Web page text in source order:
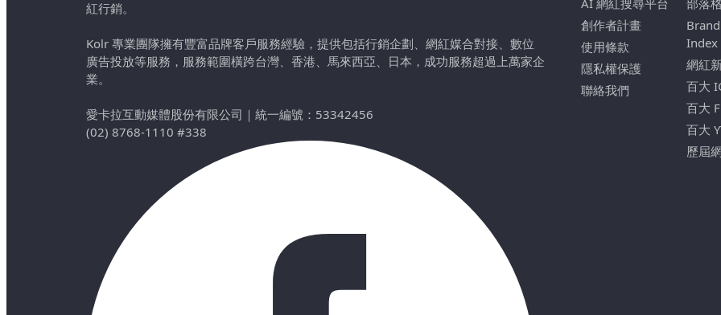
紅行銷。
Kolr 專業團隊擁有豐富品牌客戶服務經驗，提供包括行銷企劃、網紅媒合對接、數位
廣告投放等服務，服務範圍橫跨台灣、香港、馬來西亞、日本，成功服務超過上萬家企
業。
愛卡拉互動媒體股份有限公司 ｜ 統一編號：53342456
(02) 8768-1110 #338
創作者計畫
使用條款
隱私權保護
聯絡我們
Index
網紅
百大
百大
百大
歷屆